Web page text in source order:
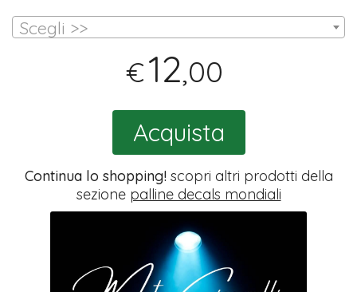
Scegli >>
€12,00
Acquista
Continua lo shopping!scopri altri prodotti della
sezione palline decals mondiali